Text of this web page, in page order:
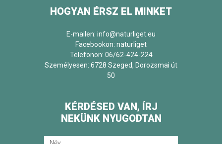
HOGYAN ÉRSZ EL MINKET
E-mailen: info@naturliget.eu
Facebookon: naturliget
Telefonon: 06/62-424-224
Személyesen: 6728 Szeged, Dorozsmai út
50
KÉRDÉSED VAN, ÍRJ
NEKÜNK NYUGODTAN